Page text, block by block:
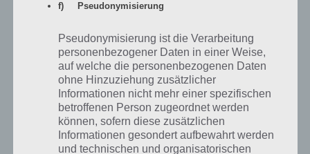
GandalfHDR11 10.07.2014 14:47
Seit gut einer Woche kann ich mich nicht mehr bei den Simpsons
anmelden. Erstmal kommt der Hinweis “Serverprobleme”. Dann
klicke ich auf erneut verbinden und ich komme zu der Stelle wo
mein Origin-Account zu sehen ist mit der aktuellen Spielstufe. Dann
f) Pseudonymisierung
Pseudonymisierung ist die Verarbeitung
personenbezogener Daten in einer Weise,
auf welche die personenbezogenen Daten
ohne Hinzuziehung zusätzlicher
Informationen nicht mehr einer spezifischen
betroffenen Person zugeordnet werden
können, sofern diese zusätzlichen
Informationen gesondert aufbewahrt werden
und technischen und organisatorischen